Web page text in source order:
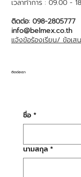
เวลาทำการ : 09.00 -
ติดต่อ: 098-2805777
info@belmex.co.th
แจ้งข้อร้องเรียน/ ข้อเส
ชื่อ*
นามสกุล *
ติดต่อเรา